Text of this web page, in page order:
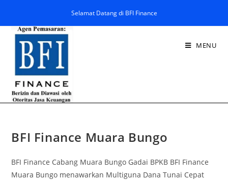
Selamat Datang di BFI Finance
MENU
BFI Finance Muara Bungo
BFI Finance Cabang Muara Bungo Gadai BPKB BFI Finance
Muara Bungo menawarkan Multiguna Dana Tunai Cepat